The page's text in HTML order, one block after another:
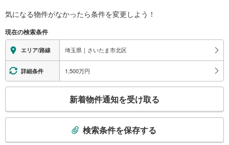
北
に
関
す
る
情
気になる物件がなかったら条件を変更しよう！
現在の検索条件
エリア/路線 埼玉県｜さいたま市北区
詳細条件 1,500万円
検
新着物件通知を受け取る
検索条件を保存する